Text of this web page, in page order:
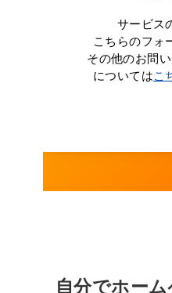
サービス
こちらのフォ
その他のお問
についてはこ
自分でホー